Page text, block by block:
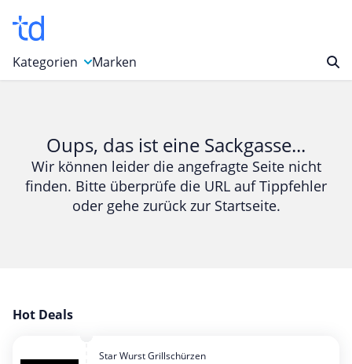
Kategorien
Bücher & Magazine
Computer & Elektronik
Entertainment & Media
Garten, Haushalt & Tiere
Marken
Oups, das ist eine Sackgasse...
Wir können leider die angefragte Seite nicht
finden. Bitte überprüfe die URL auf Tippfehler
oder gehe zurück zur Startseite.
Hot Deals
Star Wurst Grillschürzen